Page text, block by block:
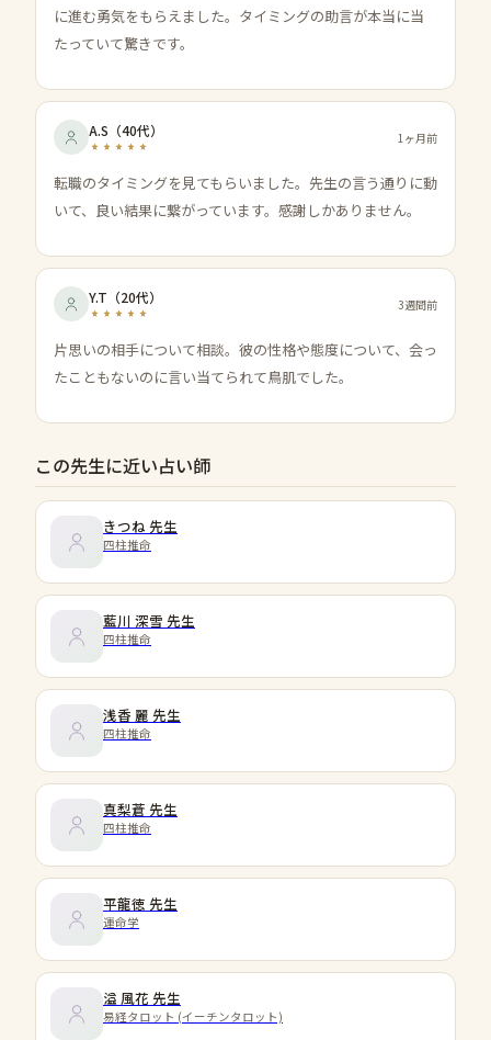
に進む勇気をもらえました。タイミングの助言が本当に当
たっていて驚きです。
A.S （40代） 1ヶ月前
転職のタイミングを見てもらいました。先生の言う通りに動
いて、良い結果に繋がっています。感謝しかありません。
Y.T （20代） 3週間前
片思いの相手について相談。彼の性格や態度について、会っ
たこともないのに言い当てられて鳥肌でした。
この先生に近い占い師
きつね 先生
四柱推命
藍川 深雪 先生
四柱推命
浅香 麗 先生
四柱推命
真梨蒼 先生
四柱推命
平龍徳 先生
運命学
溢 風花 先生
易経タロット (イーチンタロット)